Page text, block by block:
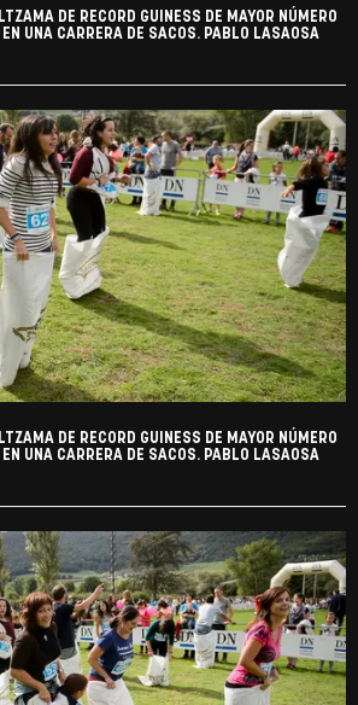
DE RECORD GUINESS DE MAYOR NÚMERO
UNA CARRERA DE SACOS. PABLO LASAOSA
DE RECORD GUINESS DE MAYOR NÚMERO
EN UNA CARRERA DE SACOS. PABLO LASAOSA